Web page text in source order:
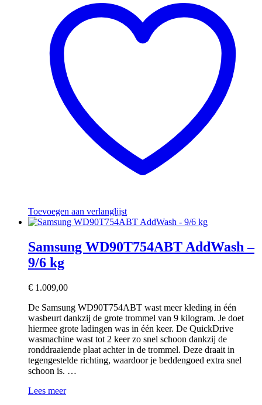
Toevoegen aan verlanglijst
Samsung WD90T754ABT AddWash –
9/6 kg
€ 1.009,00
De Samsung WD90T754ABT wast meer kleding in één
wasbeurt dankzij de grote trommel van 9 kilogram. Je doet
hiermee grote ladingen was in één keer. De QuickDrive
wasmachine wast tot 2 keer zo snel schoon dankzij de
ronddraaiende plaat achter in de trommel. Deze draait in
tegengestelde richting, waardoor je beddengoed extra snel
schoon is. …
Samsung
Lees meer